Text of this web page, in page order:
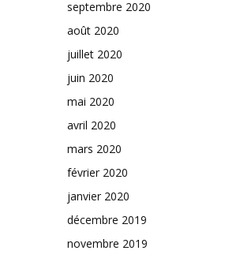
septembre 2020
août 2020
juillet 2020
juin 2020
mai 2020
avril 2020
mars 2020
février 2020
janvier 2020
décembre 2019
novembre 2019